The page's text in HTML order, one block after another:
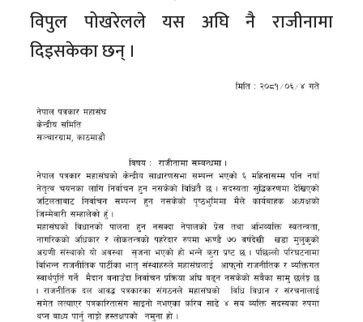
विपुल पोखरेलले यस अघि नै राजीनामा
दिइसकेका छन् ।